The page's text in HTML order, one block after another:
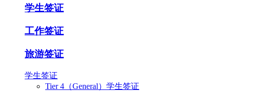
学生签证
工作签证
旅游签证
学生签证
Tier 4（General）学生签证